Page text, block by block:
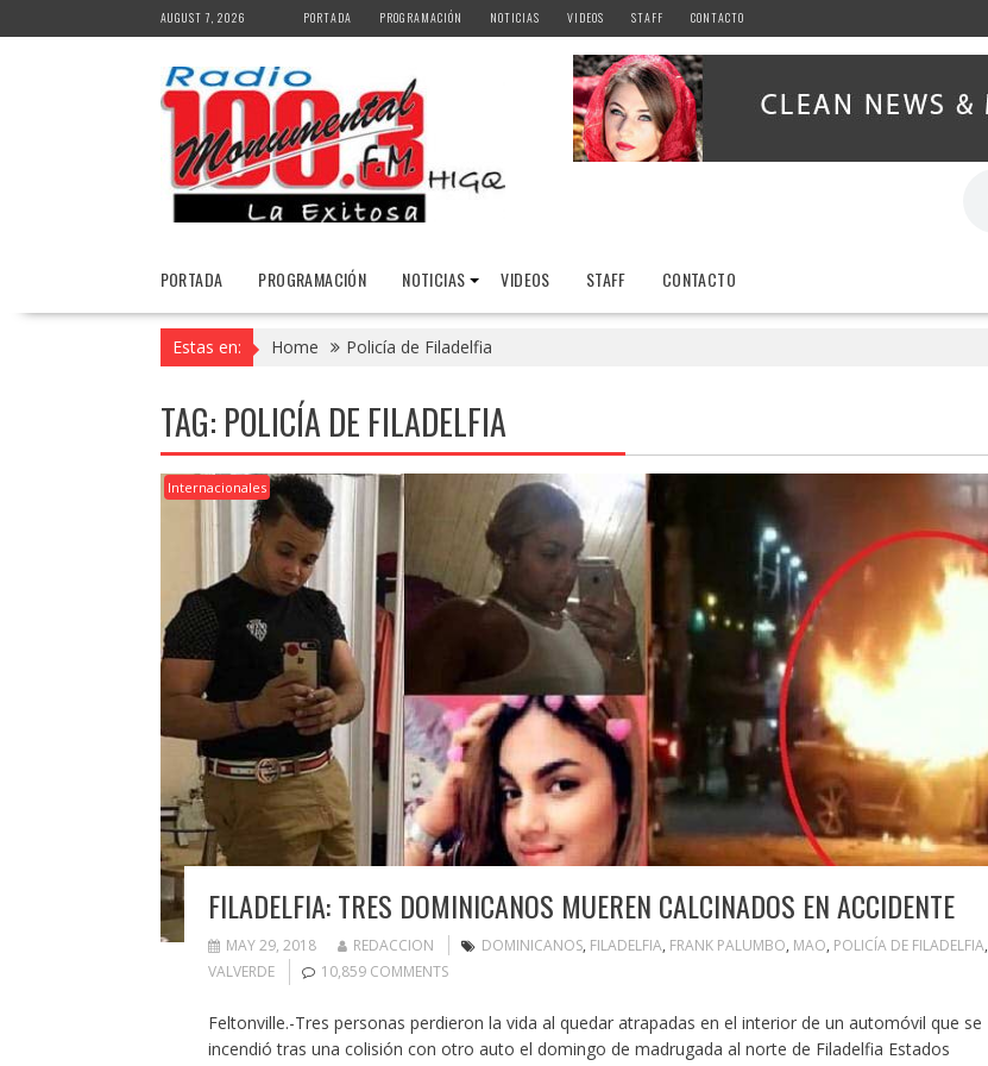
to
AUGUST 7, 2026 PORTADA PROGRAMACIÓN NOTICIAS VIDEOS STAFF CONTACTO
PORTADA PROGRAMACIÓN NOTICIAS VIDEOS STAFF CONTACTO
Estas en: Home Policía de Filadelfia
TAG: POLICÍA DE FILADELFIA
Internacionales
FILADELFIA: TRES DOMINICANOS MUEREN CALCINADOS EN ACCIDENTE
MAY 29, 2018 REDACCION DOMINICANOS, FILADELFIA, FRANK PALUMBO, MAO, POLICÍA DE FILADELFIA,
VALVERDE
10,859 COMMENTS
Feltonville.-Tres personas perdieron la vida al quedar atrapadas en el interior de un automóvil que se
incendió tras una colisión con otro auto el domingo de madrugada al norte de Filadelfia Estados